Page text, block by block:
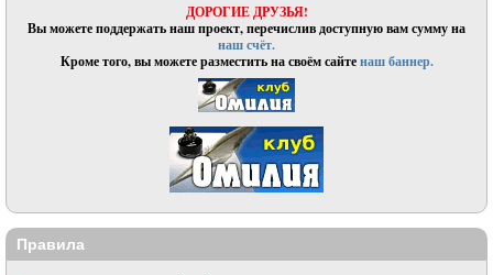
ДОРОГИЕ ДРУЗЬЯ!
Вы можете поддержать наш проект, перечислив доступную вам сумму на
наш счёт.
Кроме того, вы можете разместить на своём сайтенаш баннер.
Правила